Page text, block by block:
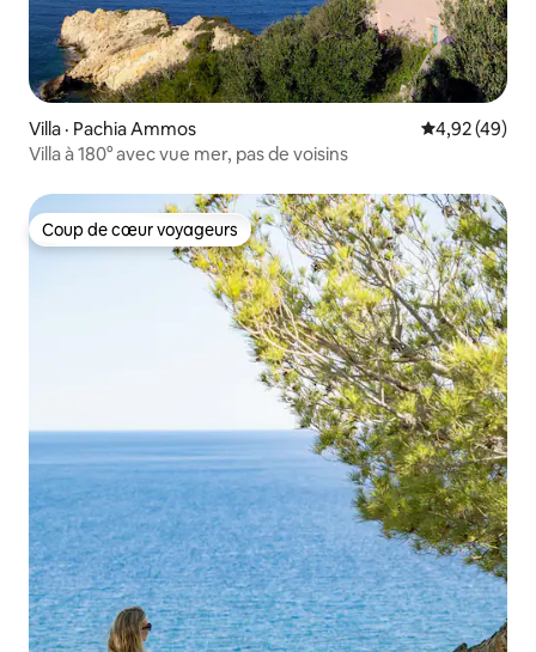
Villa · Pachia Ammos Note
4,92 (49)
Villa à 180° avec vue mer, pas de voisins
Coup de cœur voyageurs
Coup de cœur voyageurs